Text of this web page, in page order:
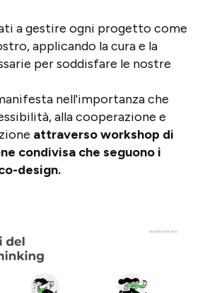
a gestire ogni progetto come
applicando la cura e la
per soddisfare le nostre
nell'importanza che
alla cooperazione e
attraverso workshop di
condivisa che seguono i
design.